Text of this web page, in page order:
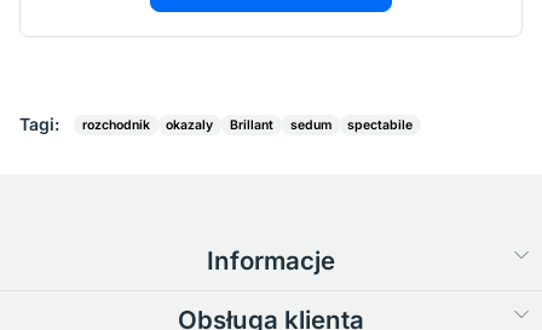
Tagi: rozchodnik okazaly Brillant sedum spectabile
Informacje
Obsługa klienta